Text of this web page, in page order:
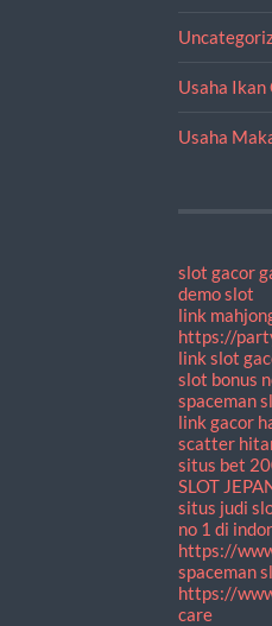
Usaha Ikan
Usaha
slot gacor
demo slot
link
https://
link slot
slot bonus
spaceman
link gacor
scatter
situs bet
SLOT
situs judi
no 1 di
https://
spaceman
https://
care